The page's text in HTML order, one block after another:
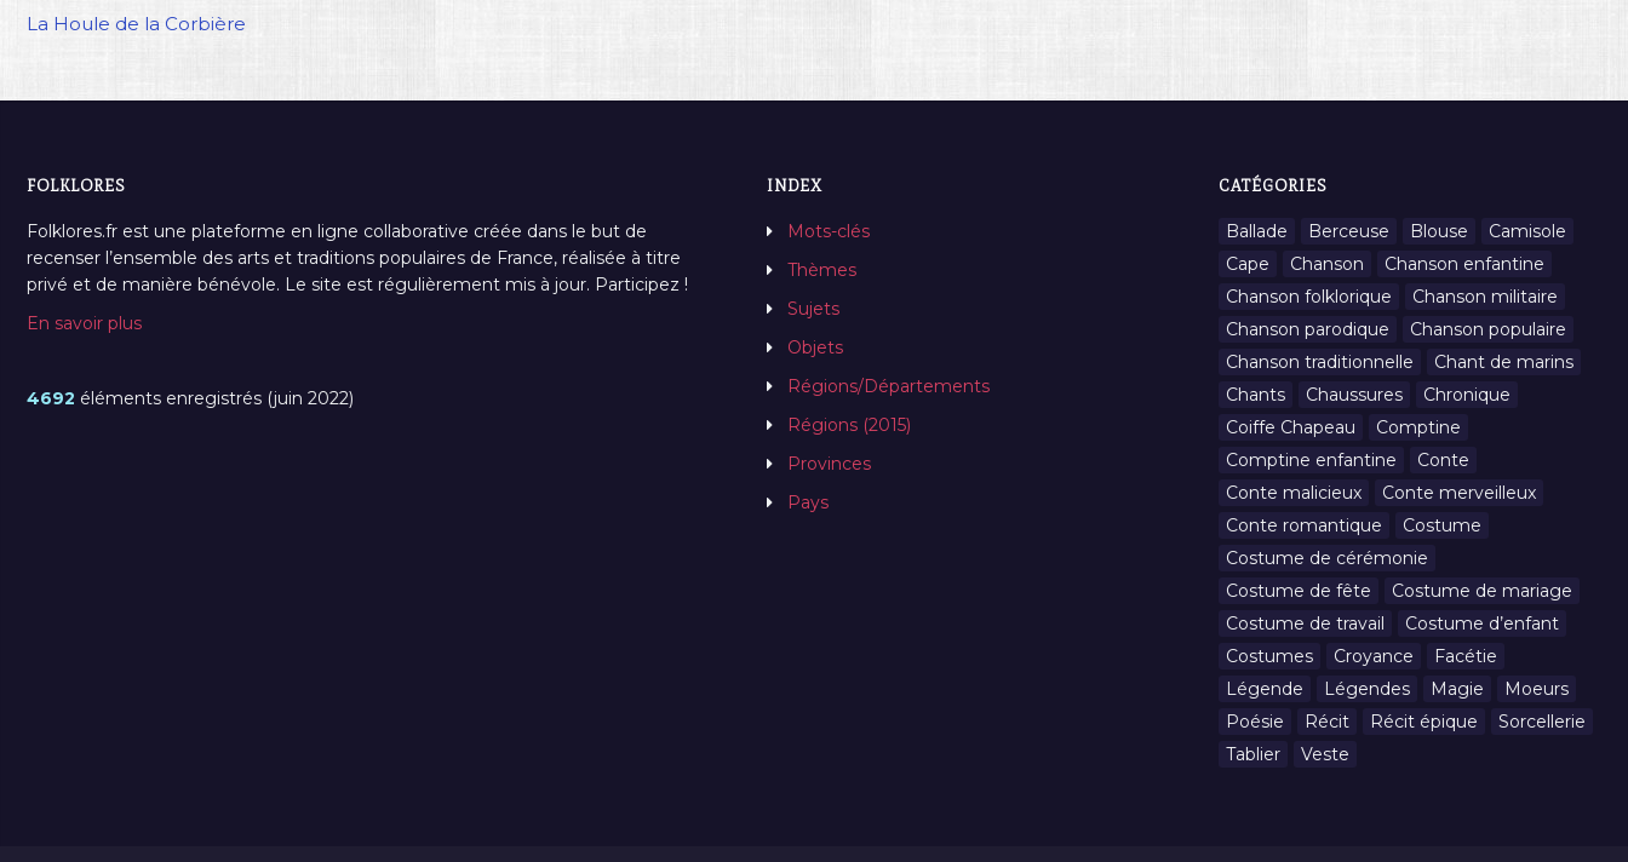
La Houle de la Corbière
FOLKLORES
Folklores.fr est une plateforme en ligne collaborative créée dans le but de
recenser l’ensemble des arts et traditions populaires de France, réalisée à titre
privé et de manière bénévole. Le site est régulièrement mis à jour. Participez !
En savoir plus
4692 éléments enregistrés (juin 2022)
INDEX
Mots-clés
Thèmes
Sujets
Objets
Régions/Départements
Régions (2015)
Provinces
Pays
CATÉGORIES
Ballade Berceuse Blouse
Camisole
Cape
Chanson
Chanson enfantine
Chanson folklorique
Chanson militaire
Chanson parodique
Chanson populaire
Chanson traditionnelle
Chant de marins
Chants
Chaussures
Chronique
Coiffe Chapeau
Comptine
Comptine enfantine
Conte
Conte malicieux
Conte merveilleux
Conte romantique
Costume
Costume de cérémonie
Costume de fête
Costume de mariage
Costume de travail
Costume d’enfant
Costumes
Croyance
Facétie
Légende
Légendes Magie
Moeurs
Poésie
Récit Récit épique
Sorcellerie
Tablier
Veste